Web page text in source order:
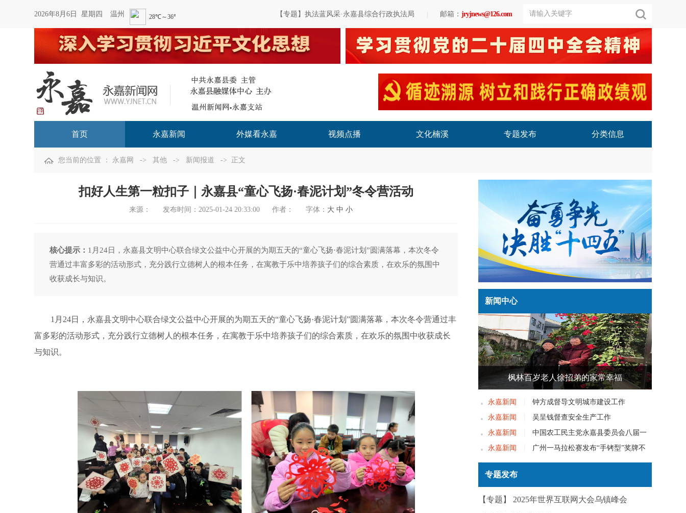
2026年8月6日 星期四 温州 【专题】执法蓝风采·永嘉县综合行政执法局 邮箱： jryjnews@126.com
首页 永嘉新闻 外媒看永嘉 视频点播 文化楠溪 专题发布 分类信息
您当前的位置 ： 永嘉网 -> 其他 -> 新闻报道 -> 正文
扣好人生第一粒扣子｜永嘉县“童心飞扬·春泥计划”冬令营活动
来源： 发布时间： 2025-01-24 20:33:00 作者： 字体： 大 中 小
核心提示： 1月24日，永嘉县文明中心联合绿文公益中心开展的为期五天的“童心飞扬·春泥计划”圆满落幕，本次冬令
营通过丰富多彩的活动形式，充分践行立德树人的根本任务，在寓教于乐中培养孩子们的综合素质，在欢乐的氛围中
收获成长与知识。
1月24日，永嘉县文明中心联合绿文公益中心开展的为期五天的“童心飞扬·春泥计划”圆满落幕，本次冬令营通过丰
富多彩的活动形式，充分践行立德树人的根本任务，在寓教于乐中培养孩子们的综合素质，在欢乐的氛围中收获成长
与知识。
新闻中心
枫林百岁老人徐招弟的家常幸福
永嘉新闻
钟方成督导文明城市建设工作
永嘉新闻
吴呈钱督查安全生产工作
永嘉新闻
中国农工民主党永嘉县委员会八届一
次党员大会召开
永嘉新闻
广州一马拉松赛发布“手铐型”奖牌不
实——今日辟谣（2025年12月25日）
专题发布
【专题】 2025年世界互联网大会乌镇峰会